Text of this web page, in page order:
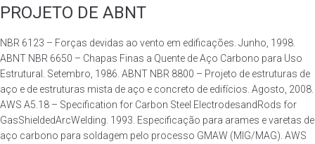
PROJETO DE ABNT
NBR 6123 – Forças devidas ao vento em edificações. Junho, 1998.
ABNT NBR 6650 – Chapas Finas a Quente de Aço Carbono para Uso
Estrutural. Setembro, 1986. ABNT NBR 8800 – Projeto de estruturas de
aço e de estruturas mista de aço e concreto de edifícios. Agosto, 2008.
AWS A5.18 – Specification for Carbon Steel ElectrodesandRods for
GasShieldedArcWelding. 1993. Especificação para arames e varetas de
aço carbono para soldagem pelo processo GMAW (MIG/MAG). AWS